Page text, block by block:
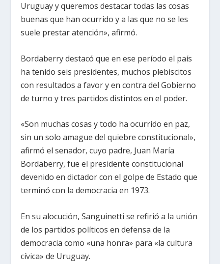
Uruguay y queremos destacar todas las cosas
buenas que han ocurrido y a las que no se les
suele prestar atención», afirmó.
Bordaberry destacó que en ese período el país
ha tenido seis presidentes, muchos plebiscitos
con resultados a favor y en contra del Gobierno
de turno y tres partidos distintos en el poder.
«Son muchas cosas y todo ha ocurrido en paz,
sin un solo amague del quiebre constitucional»,
afirmó el senador, cuyo padre, Juan María
Bordaberry, fue el presidente constitucional
devenido en dictador con el golpe de Estado que
terminó con la democracia en 1973.
En su alocución, Sanguinetti se refirió a la unión
de los partidos políticos en defensa de la
democracia como «una honra» para «la cultura
cívica» de Uruguay.